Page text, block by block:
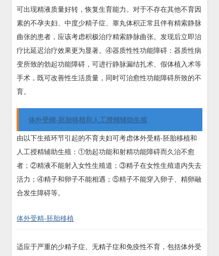
可出现精液质量好转，恢复生育能力。对于不存在其他不育因
素的不孕夫妇、中度少精子症、睾丸体积正常且伴有精索静脉
曲张的患者，应该考虑积极治疗精索静脉曲张。发现后立即治
疗比延迟治疗效果更为显著。④器质性性功能障碍：器质性病
变所致的勃起功能障碍，可进行静脉漏结扎术、假体植入术等
手术，既可改善性生活质量，同时可治愈性功能障碍所致的不
育。
体外受精-胚胎移植和人工授精辅助生殖
由以下生殖环节引起的不育夫妇可考虑体外受精-胚胎移植和
人工授精辅助生殖：①勃起功能和射精功能障碍而久治不愈
者；②精液不能射入女性生殖道；③精子在女性生殖道内失去
活力；④精子和卵子不能相遇；⑤精子不能穿入卵子、精卵融
合发生障碍等。
体外受精-胚胎移植
适应于严重的少精子症、无精子症和免疫性不育，包括体外受